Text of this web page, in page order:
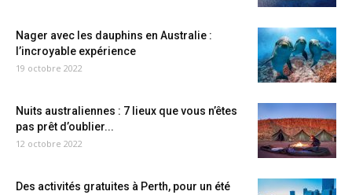
Nager avec les dauphins en Australie :
l’incroyable expérience
19 octobre 2022
Nuits australiennes : 7 lieux que vous n’êtes
pas prêt d’oublier...
12 octobre 2022
Des activités gratuites à Perth, pour un été